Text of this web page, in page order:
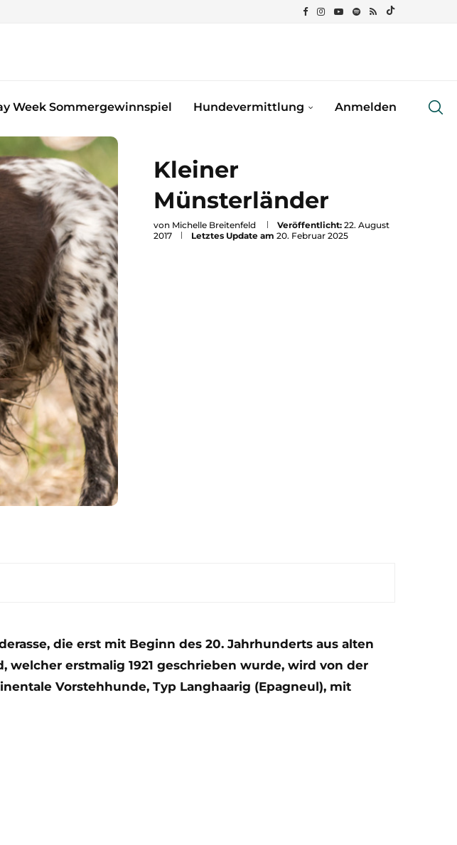
Week Sommergewinnspiel Hundevermittlung Anmelden
Kleiner
Münsterländer
von Michelle Breitenfeld Veröffentlicht: 22. August
2017
Letztes Update am 20. Februar 2025
die erst mit Beginn des 20. Jahrhunderts aus alten
erstmalig 1921 geschrieben wurde, wird von der
Vorstehhunde, Typ Langhaarig (Epagneul), mit